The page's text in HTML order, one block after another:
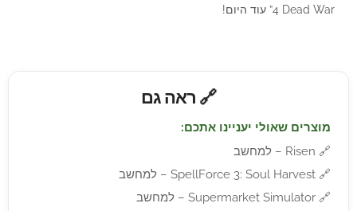
4 Dead War” עוד היום!
🔗 ראה גם
מוצרים שאולי יעניינו אתכם:
🔗 Risen – למחשב
🔗 SpellForce 3: Soul Harvest – למחשב
🔗 Supermarket Simulator – למחשב